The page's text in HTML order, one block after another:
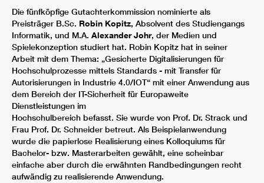
Die fünfköpfige Gutachterkommission nominierte als
Preisträger B.Sc. Robin Kopitz, Absolvent des Studiengangs
Informatik, und M.A. Alexander Johr, der Medien und
Spielekonzeption studiert hat. Robin Kopitz hat in seiner
Arbeit mit dem Thema: „Gesicherte Digitalisierungen für
Hochschulprozesse mittels Standards - mit Transfer für
Autorisierungen in Industrie 4.0/IOT“ mit einer Anwendung aus
dem Bereich der IT-Sicherheit für Europaweite
Dienstleistungen im
Hochschulbereich befasst. Sie wurde von Prof. Dr. Strack und
Frau Prof. Dr. Schneider betreut. Als Beispielanwendung
wurde die papierlose Realisierung eines Kolloquiums für
Bachelor- bzw. Masterarbeiten gewählt, eine scheinbar
einfache aber durch die erwähnten Randbedingungen recht
aufwändig zu realisierende Anwendung.